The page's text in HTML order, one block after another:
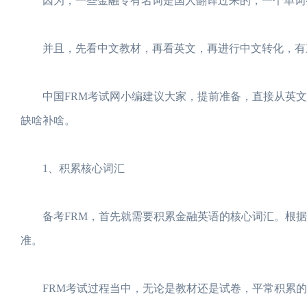
并且，先看中文教材，再看英文，再进行中文转化，有
中国FRM考试网小编建议大家，提前准备，直接从英文
缺啥补啥。
1、积累核心词汇
备考FRM，首先就需要积累金融英语的核心词汇。根据
准。
FRM考试过程当中，无论是教材还是试卷，平常积累的